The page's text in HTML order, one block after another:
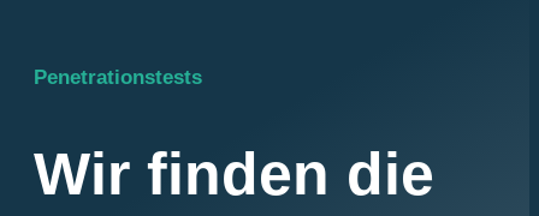
Penetrationstests
Wir finden die